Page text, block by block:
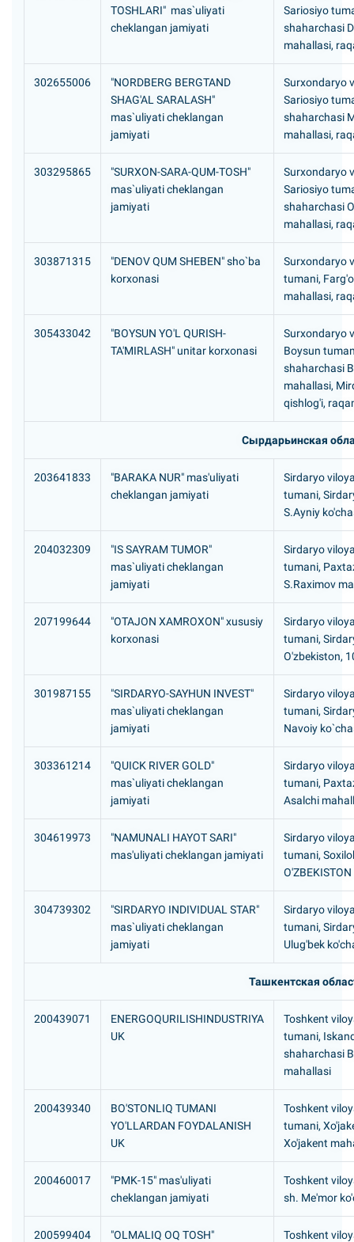
TOSHLARI" mas`uliyati
cheklangan jamiyati
Sariosiyo
shaharchasi
mahallasi,
302655006
"NORDBERG BERGTAND
SHAG'AL SARALASH"
mas`uliyati cheklangan
jamiyati
Surxondaryo
Sariosiyo
shaharchasi
mahallasi,
303295865
"SURXON-SARA-QUM-TOSH"
mas`uliyati cheklangan
jamiyati
Surxondaryo
Sariosiyo
shaharchasi
mahallasi,
303871315
"DENOV QUM SHEBEN" sho`ba
korxonasi
Surxondaryo
tumani,
mahallasi,
305433042
"BOYSUN YO'L QURISH-
TA'MIRLASH" unitar korxonasi
Surxondaryo
Boysun
shaharchasi
mahallasi,
qishlog'i,
Сырдарьинская
203641833
"BARAKA NUR" mas'uliyati
cheklangan jamiyati
Sirdaryo
tumani,
S.Ayniy
204032309
"IS SAYRAM TUMOR"
mas`uliyati cheklangan
jamiyati
Sirdaryo
tumani,
S.Raximov
207199644
"OTAJON XAMROXON" xususiy
korxonasi
Sirdaryo
tumani,
O'zbekiston,
301987155
"SIRDARYO-SAYHUN INVEST"
mas`uliyati cheklangan
jamiyati
Sirdaryo
tumani,
Navoiy
303361214
"QUICK RIVER GOLD"
mas`uliyati cheklangan
jamiyati
Sirdaryo
tumani,
Asalchi
304619973
"NAMUNALI HAYOT SARI"
mas'uliyati cheklangan jamiyati
Sirdaryo
tumani,
O'ZBEKISTON
304739302
"SIRDARYO INDIVIDUAL STAR"
mas`uliyati cheklangan
jamiyati
Sirdaryo
tumani,
Ulug'bek
Ташкентская
200439071
ENERGOQURILISHINDUSTRIYA
UK
Toshkent
tumani,
shaharchasi
mahallasi
200439340
BO'STONLIQ TUMANI
YO'LLARDAN FOYDALANISH
UK
Toshkent
tumani,
Xo'jakent
200460017
"PMK-15" mas'uliyati
cheklangan jamiyati
Toshkent
sh. Me'mor
200599404
"OLMALIQ OQ TOSH"
Toshkent